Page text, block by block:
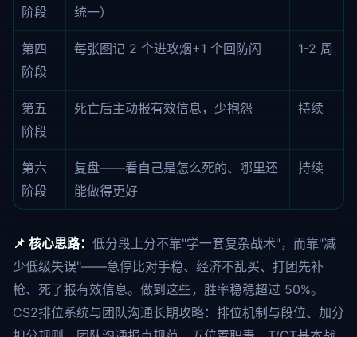
阶段
统一）
第四
阶段
每张图记 2 个进攻烟+1 个回防闪 1-2 周
第五
阶段
死亡后主动报有效信息，少抱怨 持续
第六
阶段
复盘——看自己是怎么死的、哪里还
能做得更好
持续
📌 核心思路： 低分段上分不靠"学一套复杂战术"，而靠"减
少低级失误"——急停比对手稳、经济不乱买、打团先补
枪、死了报有效信息。做到这些，胜率稳稳超过 50%。
CS2排位系统与团队沟通长期攻略：排位机制与段位、加分